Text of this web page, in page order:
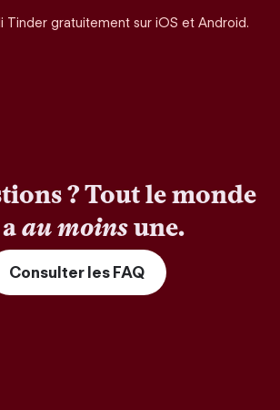
Tinder gratuitement sur iOS et Android.
? Tout le monde
au moinsune.
Consulter les FAQ